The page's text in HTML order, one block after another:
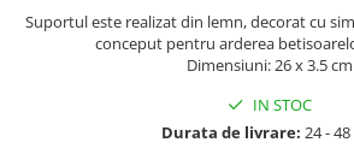
Suportul este realizat din lemn, decorat cu
conceput pentru arderea
Dimensiuni: 26 x 3.5 cm
IN STOC
Durata de livrare: 24 -